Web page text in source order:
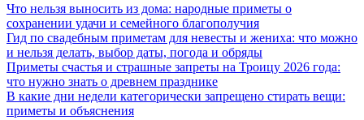
Что нельзя выносить из дома: народные приметы о
сохранении удачи и семейного благополучия
Гид по свадебным приметам для невесты и жениха: что можно
и нельзя делать, выбор даты, погода и обряды
Приметы счастья и страшные запреты на Троицу 2026 года:
что нужно знать о древнем празднике
В какие дни недели категорически запрещено стирать вещи:
приметы и объяснения